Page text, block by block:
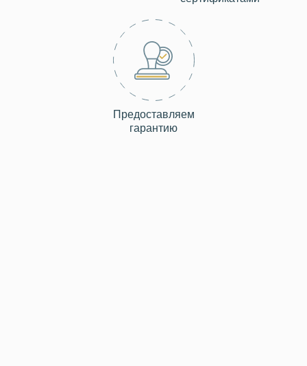
Предоставляем
гарантию